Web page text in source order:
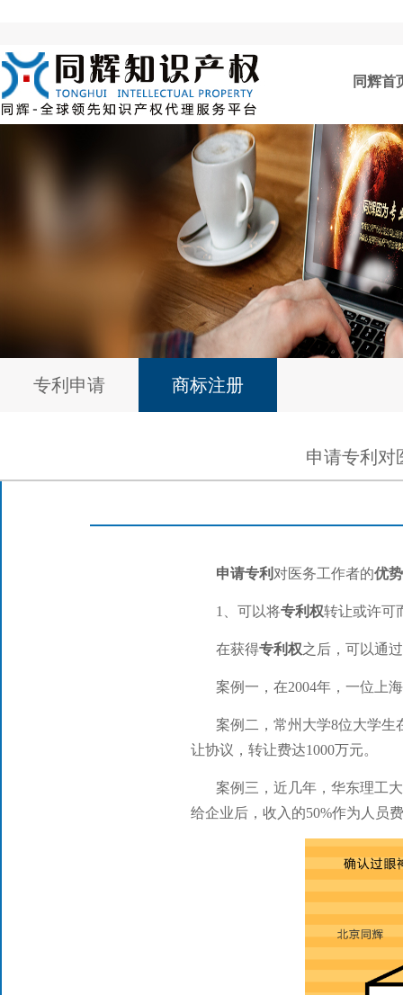
同辉首
专利申请 商标注册
申请专利对
申请专利 对医务工作者的优势
1、可以将专利权转让或许可
在获得专利权之后，可以通过
案例一，在2004年，一位上
案例二，常州大学8位大学
让协议，转让费达1000万元。
案例三，近几年，华东理工
给企业后，收入的50%作为人员